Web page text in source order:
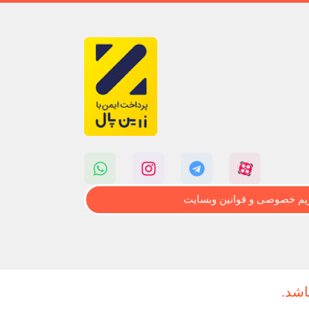
خصوصی و قوانین وبسایت